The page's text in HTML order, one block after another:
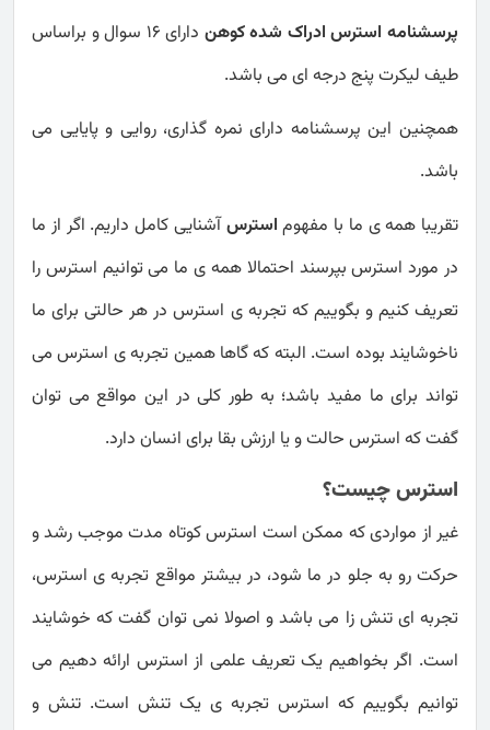
پرسشنامه استرس ادراک شده کوهن
دارای 16 سوال و براساس
طیف لیکرت پنج درجه ای می باشد.
همچنین این پرسشنامه دارای نمره گذاری، روایی و پایایی می
باشد.
تقریبا همه ی ما با مفهوماسترسآشنایی کامل داریم. اگر از ما
در مورد استرس بپرسند احتمالا همه ی ما می توانیم استرس را
تعریف کنیم و بگوییم که تجربه ی استرس در هر حالتی برای ما
ناخوشایند بوده است. البته که گاها همین تجربه ی استرس می
تواند برای ما مفید باشد؛ به طور کلی در این مواقع می توان
گفت که استرس حالت و یا ارزش بقا برای انسان دارد.
استرس چیست؟
غیر از مواردی که ممکن است استرس کوتاه مدت موجب رشد و
حرکت رو به جلو در ما شود، در بیشتر مواقع تجربه ی استرس،
تجربه ای تنش زا می باشد و اصولا نمی توان گفت که خوشایند
است. اگر بخواهیم یک تعریف علمی از استرس ارائه دهیم می
توانیم بگوییم که استرس تجربه ی یک تنش است. تنش و